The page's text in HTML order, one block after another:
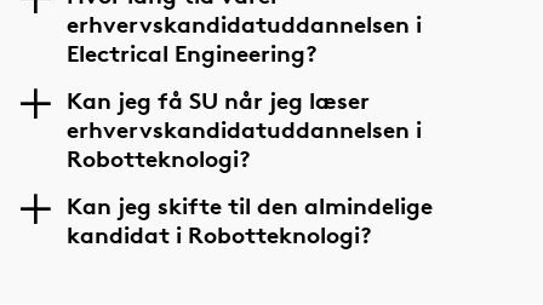
erhvervskandidatuddannelsen i
Electrical Engineering?
Kan jeg få SU når jeg læser
erhvervskandidatuddannelsen i
Robotteknologi?
Kan jeg skifte til den almindelige
kandidat i Robotteknologi?